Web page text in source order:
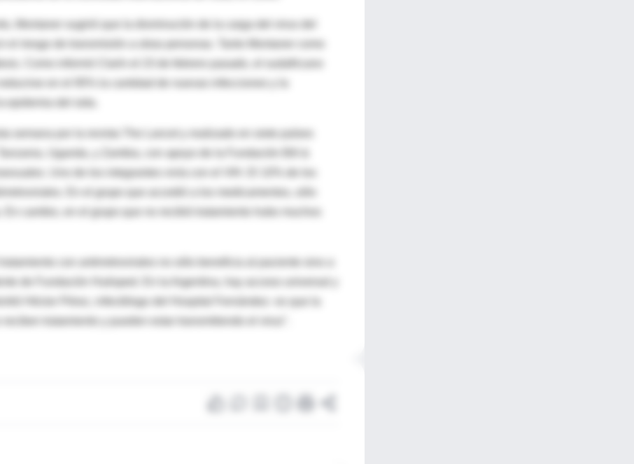
Montaner sugirió que la disminución de la carga del virus del
riesgo de transmisión a otras personas. Tanto Montaner como
Uganda, y Zambia, con apoyo de la Fundación Bill &
Uno de los integrantes vivía con el VIH. El 10% de los
En el grupo que accedió a los medicamentos, sólo
cambio, en el grupo que no recibió tratamiento hubo muchos
de Fundación Huésped. En la Argentina, hay acceso universal y
Héctor Pérez, infectólogo del Hospital Fernández- es que la